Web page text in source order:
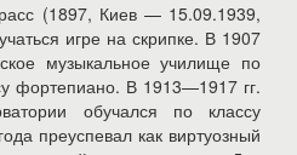
(1897, Киев — 15.09.1939,
игре на скрипке. В 1907
музыкальное училище по
фортепиано. В 1913—1917 гг.
обучался по классу
преуспевал как виртуозный